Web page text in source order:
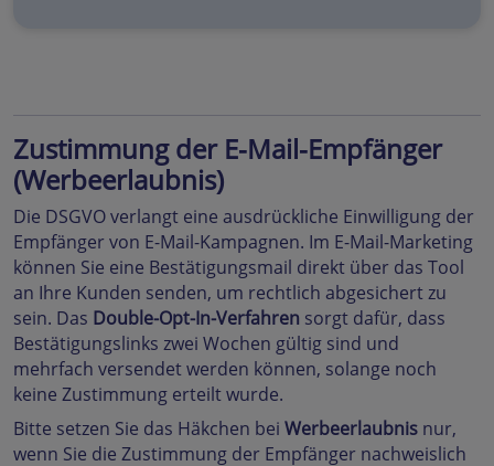
Zustimmung der E-Mail-Empfänger
(Werbeerlaubnis)
Die DSGVO verlangt eine ausdrückliche Einwilligung der
Empfänger von E-Mail-Kampagnen. Im E-Mail-Marketing
können Sie eine Bestätigungsmail direkt über das Tool
an Ihre Kunden senden, um rechtlich abgesichert zu
sein. Das Double-Opt-In-Verfahren sorgt dafür, dass
Bestätigungslinks zwei Wochen gültig sind und
mehrfach versendet werden können, solange noch
keine Zustimmung erteilt wurde.
Bitte setzen Sie das Häkchen bei Werbeerlaubnis nur,
wenn Sie die Zustimmung der Empfänger nachweislich